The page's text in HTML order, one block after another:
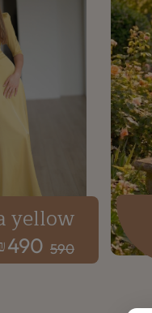
590
490
yellow